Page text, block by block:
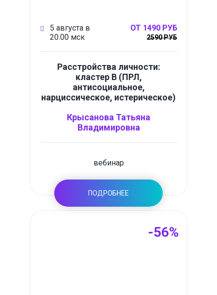
5 августа в
20.00 мск
ОТ 1490 РУБ
2590 РУБ
Расстройства личности:
кластер B (ПРЛ,
антисоциальное,
нарциссическое, истерическое)
Крысанова Татьяна
Владимировна
вебинар
ПОДРОБНЕЕ
-56%